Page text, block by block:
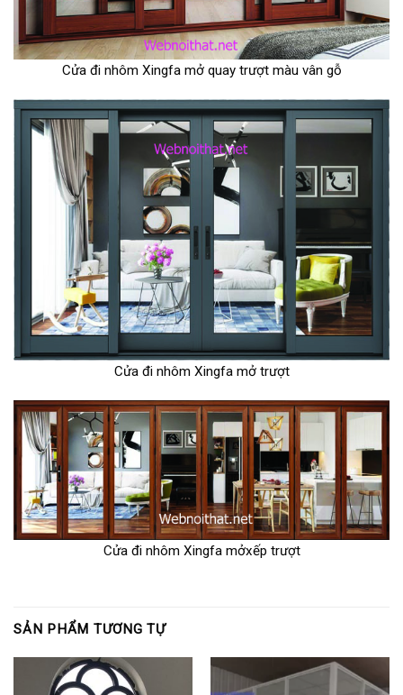
Cửa đi nhôm Xingfa mở quay trượt màu vân gỗ
Cửa đi nhôm Xingfa mở trượt
Cửa đi nhôm Xingfa mởxếp trượt
SẢN PHẨM TƯƠNG TỰ